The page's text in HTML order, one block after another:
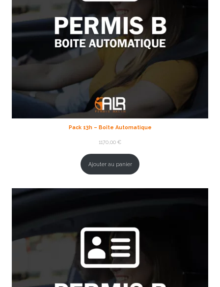
Pack 13h – Boîte Automatique
1170,00 €
Ajouter au panier